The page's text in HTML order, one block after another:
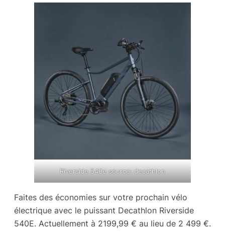
Riverside 540e source: decathlon
Faites des économies sur votre prochain vélo
électrique avec le puissant Decathlon Riverside
540E. Actuellement à 2199,99 € au lieu de 2 499 €.